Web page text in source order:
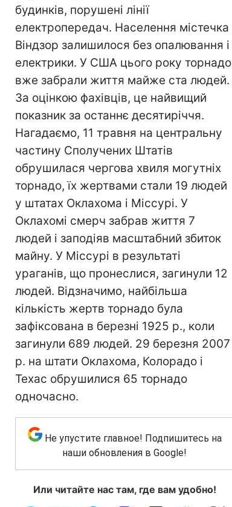
будинків, порушені лінії
електропередач. Населення містечка
Віндзор залишилося без опалювання і
електрики. У США цього року торнадо
вже забрали життя майже ста людей.
За оцінкою фахівців, це найвищий
показник за останнє десятиріччя.
Нагадаємо, 11 травня на центральну
частину Сполучених Штатів
обрушилася чергова хвиля могутніх
торнадо, їх жертвами стали 19 людей
у штатах Оклахома і Міссурі. У
Оклахомі смерч забрав життя 7
людей і заподіяв масштабний збиток
майну. У Міссурі в результаті
ураганів, що пронеслися, загинули 12
людей. Відзначимо, найбільша
кількість жертв торнадо була
зафіксована в березні 1925 р., коли
загинули 689 людей. 29 березня 2007
р. на штати Оклахома, Колорадо і
Техас обрушилися 65 торнадо
одночасно.
Не упустите главное! Подпишитесь на
наши обновления в Google!
Или читайте нас там, где вам удобно!